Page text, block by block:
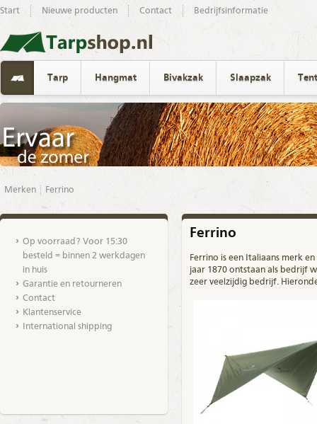
Start Nieuwe producten Contact Bedrijfsinformatie
Tarp Hangmat Bivakzak Slaapzak Tent
Merken Ferrino
Op voorraad? Voor 15:30
besteld = binnen 2 werkdagen
in huis
Garantie en retourneren
Contact
Klantenservice
International shipping
Ferrino
Ferrino is een Italiaans merk en
jaar 1870 ontstaan als bedrijf
zeer veelzijdig bedrijf.